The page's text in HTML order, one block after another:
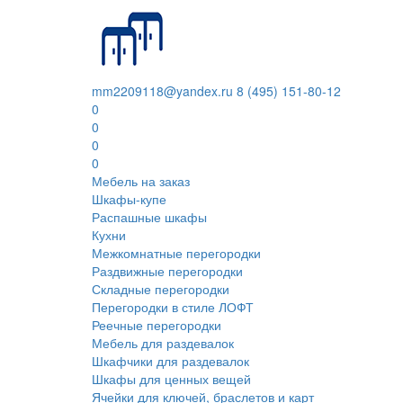
mm2209118@yandex.ru 8 (495) 151-80-12
0
0
0
0
Мебель на заказ
Шкафы-купе
Распашные шкафы
Кухни
Межкомнатные перегородки
Раздвижные перегородки
Складные перегородки
Перегородки в стиле ЛОФТ
Реечные перегородки
Мебель для раздевалок
Шкафчики для раздевалок
Шкафы для ценных вещей
Ячейки для ключей, браслетов и карт